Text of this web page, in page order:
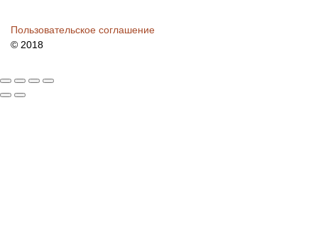
Пользовательское соглашение
© 2018